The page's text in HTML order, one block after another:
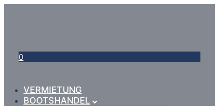
0
VERMIETUNG
BOOTSHANDEL